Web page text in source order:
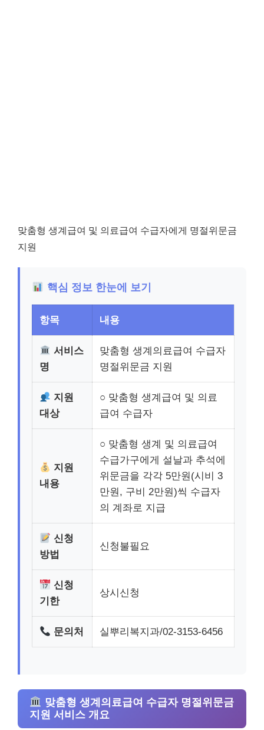
맞춤형 생계급여 및 의료급여 수급자에게 명절위문금
지원
핵심 정보 한눈에 보기
항목 내용
서비스
명
맞춤형 생계의료급여 수급자
명절위문금 지원
지원
대상
○ 맞춤형 생계급여 및 의료
급여 수급자
지원
내용
○ 맞춤형 생계 및 의료급여
수급가구에게 설날과 추석에
위문금을 각각 5만원(시비 3
만원, 구비 2만원)씩 수급자
의 계좌로 지급
신청
방법
신청불필요
신청
기한
상시신청
문의처 실뿌리복지과/02-3153-6456
맞춤형 생계의료급여 수급자 명절위문금
지원 서비스 개요